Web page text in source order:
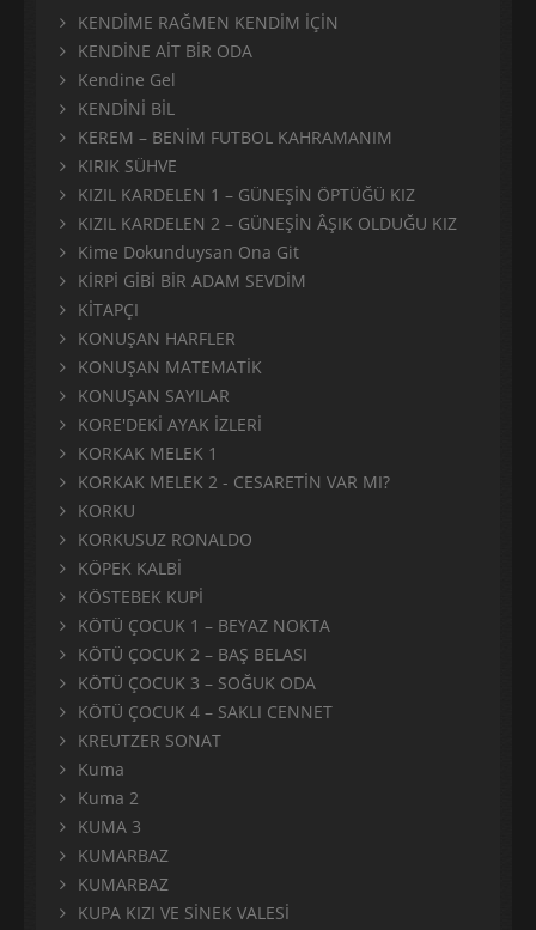
KENDİME RAĞMEN KENDİM İÇİN
KENDİNE AİT BİR ODA
Kendine Gel
KENDİNİ BİL
KEREM – BENİM FUTBOL KAHRAMANIM
KIRIK SÜHVE
KIZIL KARDELEN 1 – GÜNEŞİN ÖPTÜĞÜ KIZ
KIZIL KARDELEN 2 – GÜNEŞİN ÂŞIK OLDUĞU KIZ
Kime Dokunduysan Ona Git
KİRPİ GİBİ BİR ADAM SEVDİM
KİTAPÇI
KONUŞAN HARFLER
KONUŞAN MATEMATİK
KONUŞAN SAYILAR
KORE'DEKİ AYAK İZLERİ
KORKAK MELEK 1
KORKAK MELEK 2 - CESARETİN VAR MI?
KORKU
KORKUSUZ RONALDO
KÖPEK KALBİ
KÖSTEBEK KUPİ
KÖTÜ ÇOCUK 1 – BEYAZ NOKTA
KÖTÜ ÇOCUK 2 – BAŞ BELASI
KÖTÜ ÇOCUK 3 – SOĞUK ODA
KÖTÜ ÇOCUK 4 – SAKLI CENNET
KREUTZER SONAT
Kuma
Kuma 2
KUMA 3
KUMARBAZ
KUMARBAZ
KUPA KIZI VE SİNEK VALESİ